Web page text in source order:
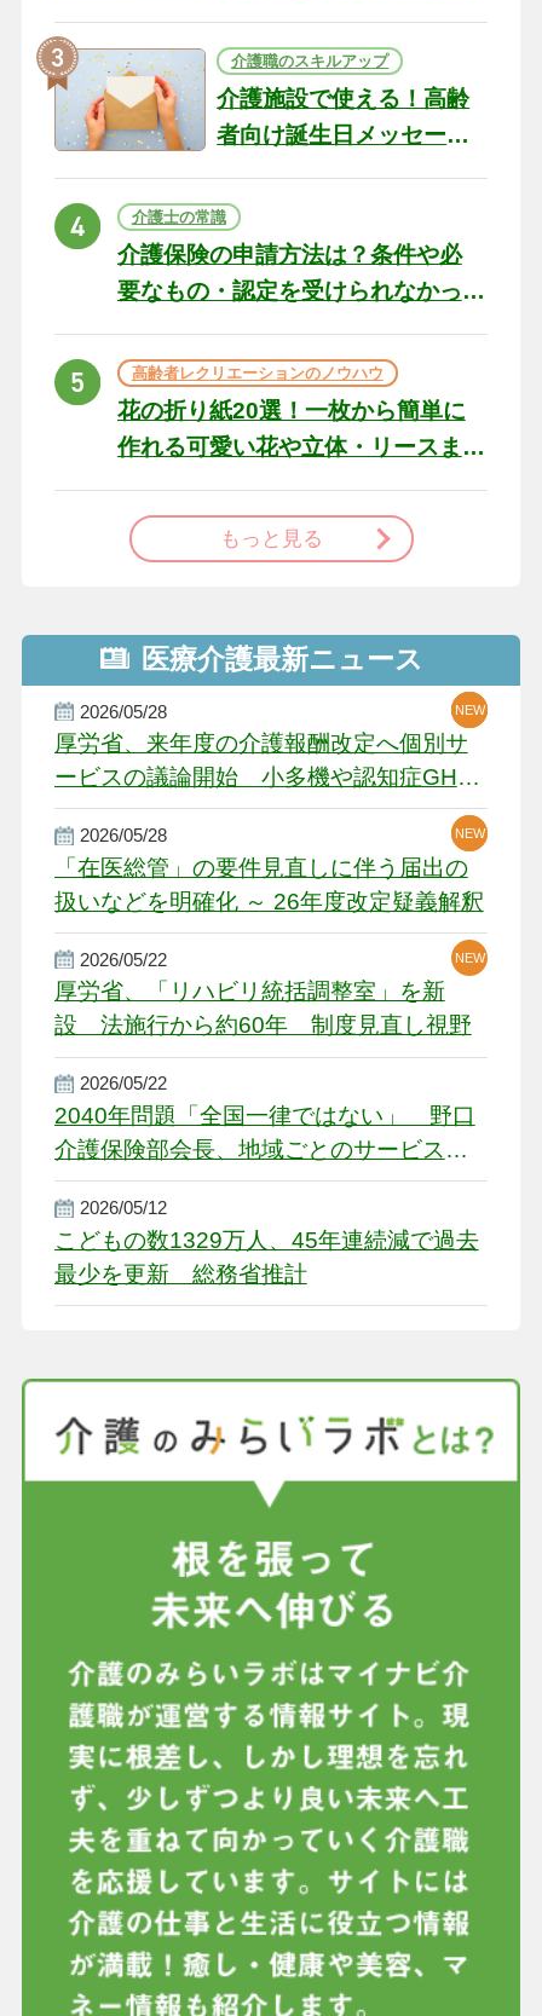
介護職のスキルアップ
介護施設で使える！高齢
者向け誕生日メッセージ
ト
介護士の常識
介護保険の申請方法は？条件や必
要なもの・認定を受けられなかっ
高齢者レクリエーションのノウハウ
花の折り紙20選！一枚から簡単に
作れる可愛い花や立体・リースま
もっと見る
医療介護最新ニュース
2026/05/28
厚労省、来年度の介護報酬改定へ個別サ
ービスの議論開始 小多機や認知症GH、
厳しい経営環境に危機感
NEW
NEW
NEW
2026/05/28
「在医総管」の要件見直しに伴う届出の
扱いなどを明確化 ～ 26年度改定疑義解釈
NEW
NEW
2026/05/22
厚労省、「リハビリ統括調整室」を新
設 法施行から約60年 制度見直し視野
NEW
2026/05/22
2040年問題「全国一律ではない」 野口
介護保険部会長、地域ごとのサービス基
盤整備を促す
2026/05/12
こどもの数1329万人、45年連続減で過去
最少を更新 総務省推計